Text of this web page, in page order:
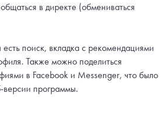
в директе (обмениваться
поиск, вкладка с рекомендациями
Также можно поделиться
в Facebook и Messenger, что было
версии программы.